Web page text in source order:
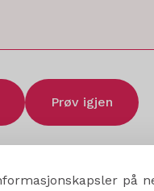
på
Prøv igjen